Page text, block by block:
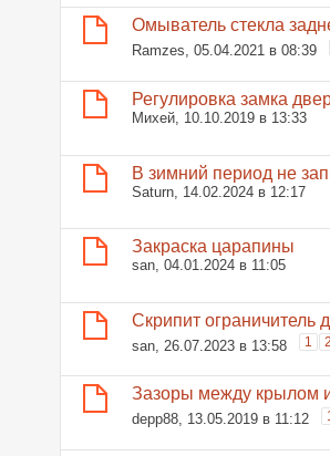
Омыватель стекла
Ramzes , 05.04.2021 в 08:39
Регулировка замка
Михей, 10.10.2019 в 13:33
В зимний период не
Saturn, 14.02.2024 в 12:17
Закраска царапины
san, 04.01.2024 в 11:05
Скрипит ограничитель
san, 26.07.2023 в 13:58 1 2
Зазоры между крылом
depp88, 13.05.2019 в 11:12 1